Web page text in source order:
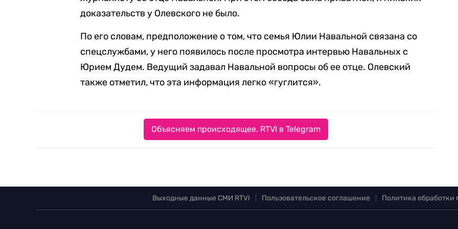
доказательств у Олевского не было.
По его словам, предположение о том, что семья Юлии Навальной связана со
спецслужбами, у него появилось после просмотра интервью Навальных с
Юрием Дудем. Ведущий задавал Навальной вопросы об ее отце. Олевский
также отметил, что эта информация легко «гуглится».
Объясняем происходящее. RTVI в Telegram
Выходные данные СМИ RTVI Пользовательское соглашение Политика